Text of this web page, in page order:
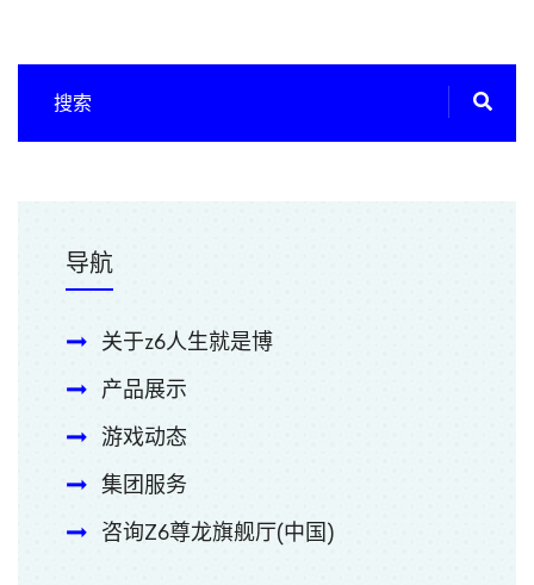
导航
关于z6人生就是博
产品展示
游戏动态
集团服务
咨询Z6尊龙旗舰厅(中国)